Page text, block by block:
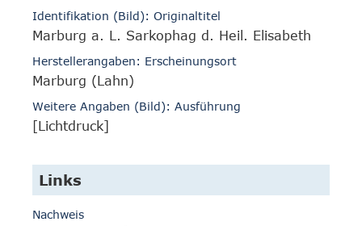
Identifikation (Bild): Originaltitel
Marburg a. L. Sarkophag d. Heil. Elisabeth
Herstellerangaben: Erscheinungsort
Marburg (Lahn)
Weitere Angaben (Bild): Ausführung
[Lichtdruck]
Links
Nachweis